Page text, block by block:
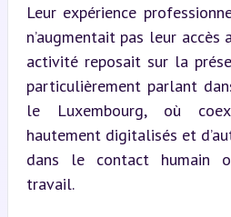
Leur expérience
n’augmentait pas leur
activité reposait sur la
particulièrement parlant
le Luxembourg, où
hautement digitalisés et
dans le contact humain
travail.